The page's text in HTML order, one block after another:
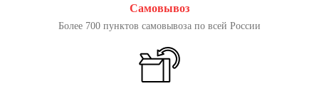
Самовывоз
Более 700 пунктов самовывоза по всей России